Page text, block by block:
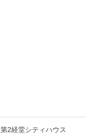
第2経堂シティハウス